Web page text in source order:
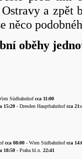
a zpět
něco
oběhy
Südbahnhofcca 11:00
15:20 - Dresden Hauptbahnhofcca
cca 08:00 - Wien Südbahnhofcca
18:50 - Praha hl.n. 22:41